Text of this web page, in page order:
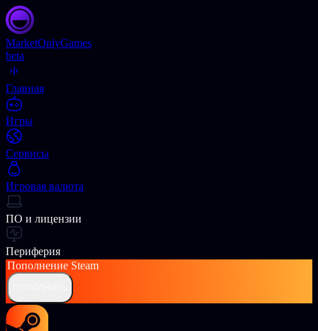
MarketOnlyGames
beta
Главная
Игры
Сервисы
Игровая валюта
ПО и лицензии
Периферия
Пополнение Steam